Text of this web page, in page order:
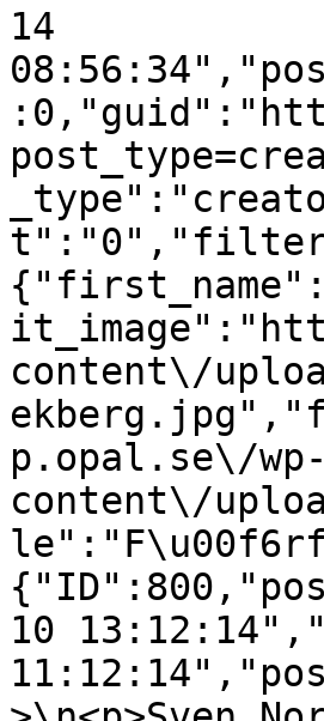
14
content\/
p.opal.se\/wp-
content\/
10